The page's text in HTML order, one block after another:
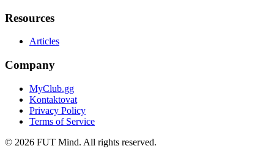
Resources
Articles
Company
MyClub.gg
Kontaktovat
Privacy Policy
Terms of Service
© 2026 FUT Mind. All rights reserved.